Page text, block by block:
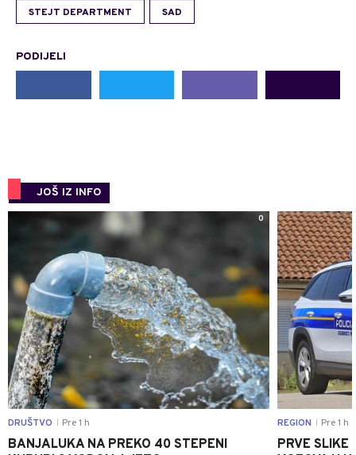
STEJT DEPARTMENT SAD
PODIJELI
JOŠ IZ INFO
0
DRUŠTVO Pre 1 h
BANJALUKA NA PREKO 40 STEPENI
REGION Pre 1 h
PRVE SLIKE